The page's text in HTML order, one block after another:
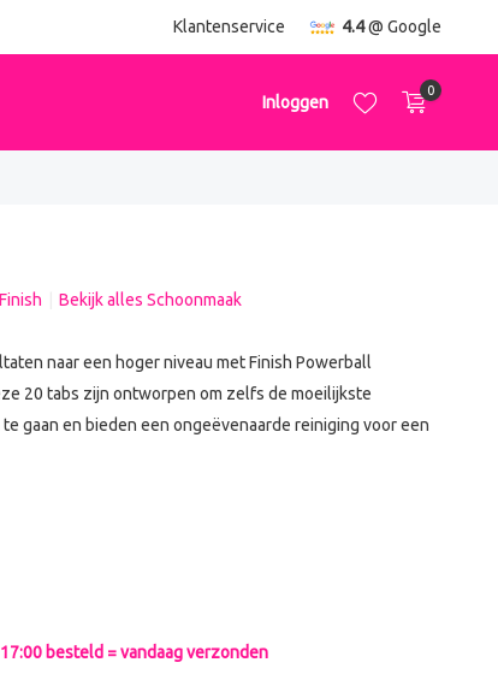
Klantenservice 4.4@ Google
Inloggen
0
Finish Bekijk alles Schoonmaak
naar een hoger niveau met Finish Powerball
20 tabs zijn ontworpen om zelfs de moeilijkste
gaan en bieden een ongeëvenaarde reiniging voor een
besteld = vandaag verzonden